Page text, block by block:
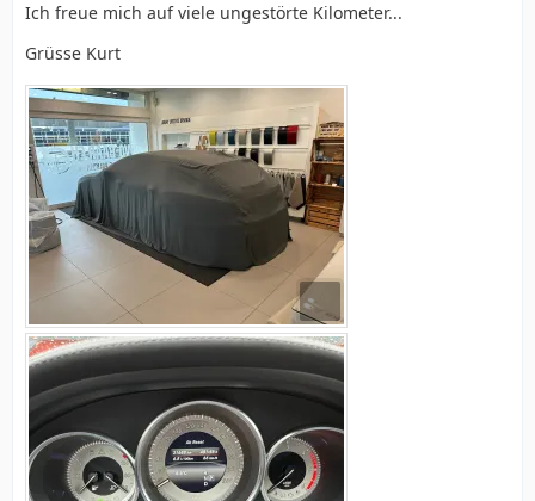
Ich freue mich auf viele ungestörte Kilometer...
Grüsse Kurt